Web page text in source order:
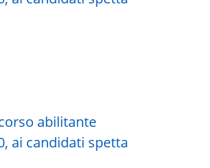
abilitante
ai candidati spetta